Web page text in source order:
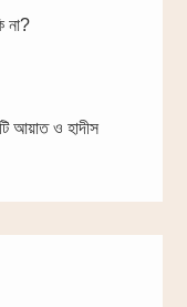
না?
আয়াত ও হাদীস